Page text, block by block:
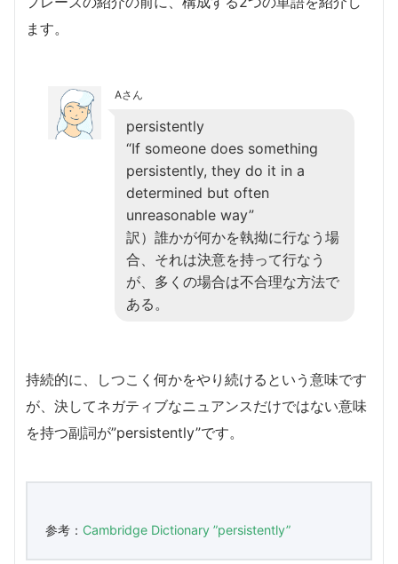
ます。
Aさん
persistently
“If someone does something
persistently, they do it in a
determined but often
unreasonable way”
訳）誰かが何かを執拗に行なう場
合、それは決意を持って行なう
が、多くの場合は不合理な方法で
ある。
持続的に、しつこく何かをやり続けるという意味です
が、決してネガティブなニュアンスだけではない意味
を持つ副詞が”persistently”です。
参考： Cambridge Dictionary ”persistently”